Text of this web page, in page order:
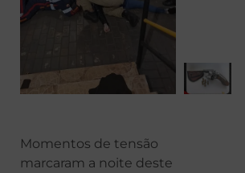
Momentos de tensão
marcaram a noite deste